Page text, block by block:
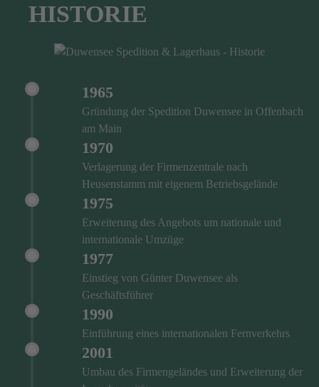
HISTORIE
1965
Gründung der Spedition Duwensee in Offenbach
am Main
1970
Verlagerung der Firmenzentrale nach
Heusenstamm mit eigenem Betriebsgelände
1975
Erweiterung des Angebots um nationale und
internationale Umzüge
1977
Einstieg von Günter Duwensee als
Geschäftsführer
1990
Einführung eines internationalen Fernverkehrs
2001
Umbau des Firmengeländes und Erweiterung der